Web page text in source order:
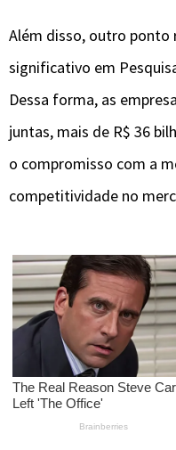
Além disso, outro ponto
significativo em
Dessa forma, as
juntas, mais de R$ 36
o compromisso com a
competitividade no